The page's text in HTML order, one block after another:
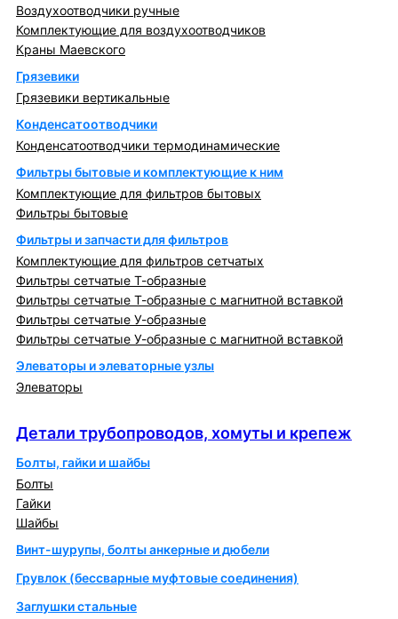
Воздухоотводчики ручные
Комплектующие для воздухоотводчиков
Краны Маевского
Грязевики
Грязевики вертикальные
Конденсатоотводчики
Конденсатоотводчики термодинамические
Фильтры бытовые и комплектующие к ним
Комплектующие для фильтров бытовых
Фильтры бытовые
Фильтры и запчасти для фильтров
Комплектующие для фильтров сетчатых
Фильтры сетчатые Т-образные
Фильтры сетчатые Т-образные с магнитной вставкой
Фильтры сетчатые У-образные
Фильтры сетчатые У-образные с магнитной вставкой
Элеваторы и элеваторные узлы
Элеваторы
Детали трубопроводов, хомуты и крепеж
Болты, гайки и шайбы
Болты
Гайки
Шайбы
Винт-шурупы, болты анкерные и дюбели
Грувлок (бессварные муфтовые соединения)
Заглушки стальные